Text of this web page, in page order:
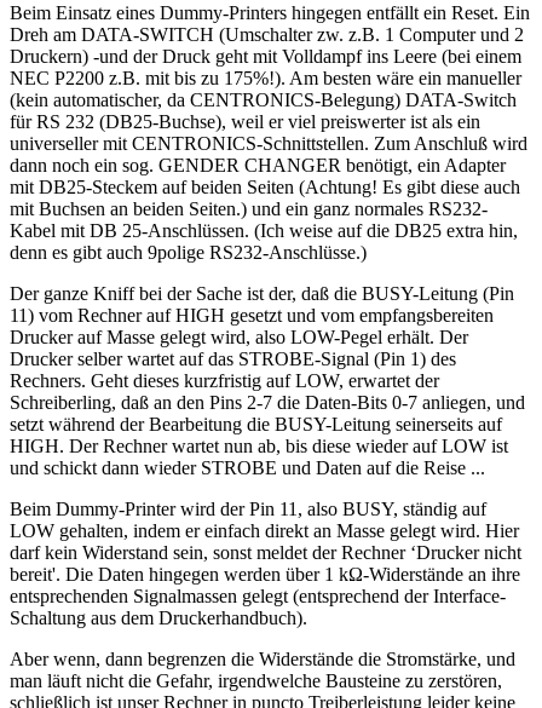
Beim Einsatz eines Dummy-Printers hingegen entfällt ein Reset. Ein
Dreh am DATA-SWITCH (Umschalter zw. z.B. 1 Computer und 2
Druckern) -und der Druck geht mit Volldampf ins Leere (bei einem
NEC P2200 z.B. mit bis zu 175%!). Am besten wäre ein manueller
(kein automatischer, da CENTRONICS-Belegung) DATA-Switch
für RS 232 (DB25-Buchse), weil er viel preiswerter ist als ein
universeller mit CENTRONICS-Schnittstellen. Zum Anschluß wird
dann noch ein sog. GENDER CHANGER benötigt, ein Adapter
mit DB25-Steckem auf beiden Seiten (Achtung! Es gibt diese auch
mit Buchsen an beiden Seiten.) und ein ganz normales RS232-
Kabel mit DB 25-Anschlüssen. (Ich weise auf die DB25 extra hin,
denn es gibt auch 9polige RS232-Anschlüsse.)
Der ganze Kniff bei der Sache ist der, daß die BUSY-Leitung (Pin
11) vom Rechner auf HIGH gesetzt und vom empfangsbereiten
Drucker auf Masse gelegt wird, also LOW-Pegel erhält. Der
Drucker selber wartet auf das STROBE-Signal (Pin 1) des
Rechners. Geht dieses kurzfristig auf LOW, erwartet der
Schreiberling, daß an den Pins 2-7 die Daten-Bits 0-7 anliegen, und
setzt während der Bearbeitung die BUSY-Leitung seinerseits auf
HIGH. Der Rechner wartet nun ab, bis diese wieder auf LOW ist
und schickt dann wieder STROBE und Daten auf die Reise ...
Beim Dummy-Printer wird der Pin 11, also BUSY, ständig auf
LOW gehalten, indem er einfach direkt an Masse gelegt wird. Hier
darf kein Widerstand sein, sonst meldet der Rechner ‘Drucker nicht
bereit'. Die Daten hingegen werden über 1 kΩ-Widerstände an ihre
entsprechenden Signalmassen gelegt (entsprechend der Interface-
Schaltung aus dem Druckerhandbuch).
Aber wenn, dann begrenzen die Widerstände die Stromstärke, und
man läuft nicht die Gefahr, irgendwelche Bausteine zu zerstören,
schließlich ist unser Rechner in puncto Treiberleistung leider keine